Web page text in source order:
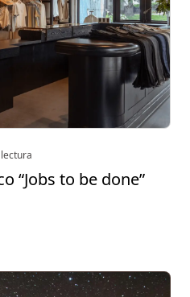
“Jobs to be done”